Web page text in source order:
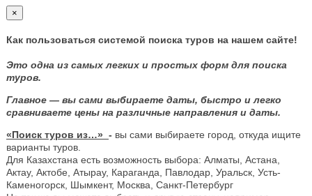
×
Как пользоваться системой поиска туров на нашем сайте!
Это одна из самых легких и простых форм для поиска
туров.
Главное — вы сами выбираете даты, быстро и легко
сравниваете цены на различные направления и даты.
«Поиск туров из…» - вы сами выбираете город, откуда ищите
варианты туров.
Для Казахстана есть возможность выбора: Алматы, Астана,
Актау, Актобе, Атырау, Караганда, Павлодар, Уральск, Усть-
Каменогорск, Шымкент, Москва, Санкт-Петербург